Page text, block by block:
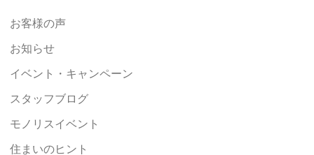
お客様の声
お知らせ
イベント・キャンペーン
スタッフブログ
モノリスイベント
住まいのヒント